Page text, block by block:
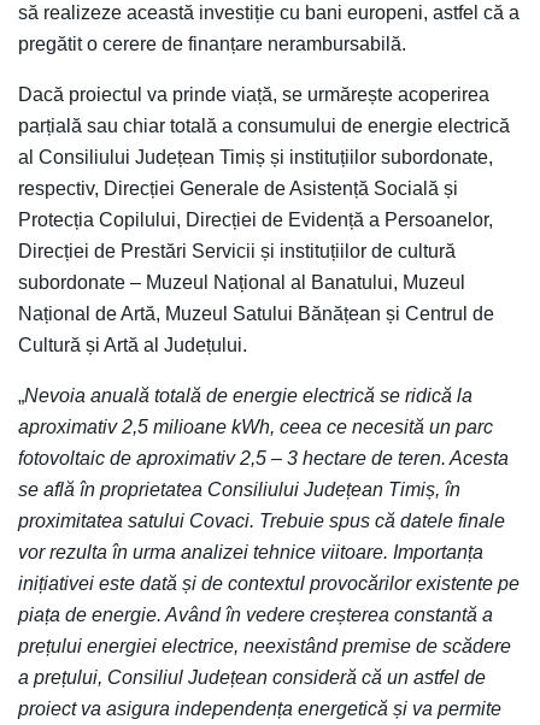
să realizeze această investiție cu bani europeni, astfel că a
pregătit o cerere de finanțare nerambursabilă.
Dacă proiectul va prinde viață, se urmărește acoperirea
parțială sau chiar totală a consumului de energie electrică
al Consiliului Județean Timiș și instituțiilor subordonate,
respectiv, Direcției Generale de Asistență Socială și
Protecția Copilului, Direcției de Evidență a Persoanelor,
Direcției de Prestări Servicii și instituțiilor de cultură
subordonate – Muzeul Național al Banatului, Muzeul
Național de Artă, Muzeul Satului Bănățean și Centrul de
Cultură și Artă al Județului.
„Nevoia anuală totală de energie electrică se ridică la
aproximativ 2,5 milioane kWh, ceea ce necesită un parc
fotovoltaic de aproximativ 2,5 – 3 hectare de teren. Acesta
se află în proprietatea Consiliului Județean Timiș, în
proximitatea satului Covaci. Trebuie spus că datele finale
vor rezulta în urma analizei tehnice viitoare. Importanța
inițiativei este dată și de contextul provocărilor existente pe
piața de energie. Având în vedere creșterea constantă a
prețului energiei electrice, neexistând premise de scădere
a prețului, Consiliul Județean consideră că un astfel de
proiect va asigura independența energetică și va permite